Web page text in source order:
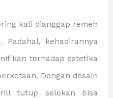
kali dianggap remeh
kehadirannya
terhadap estetika
Dengan desain
tutup selokan bisa